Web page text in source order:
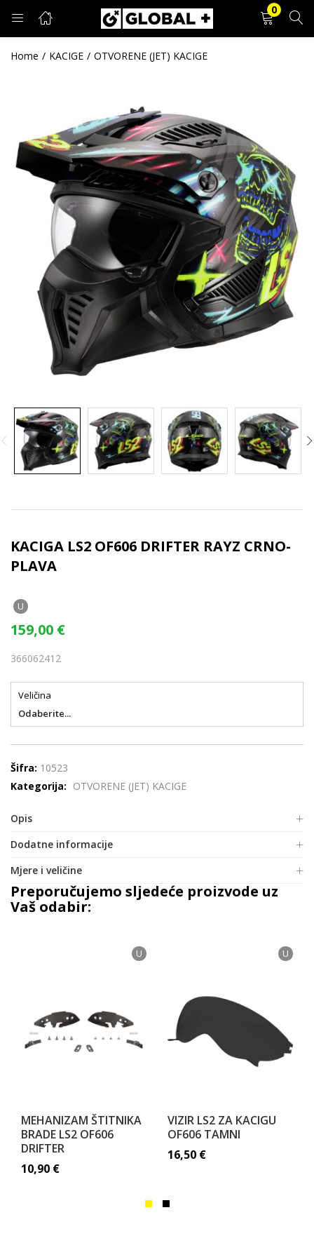
0
PRIJAVA REGISTRACIJA
Zapamti me
Zaboravljena lozinka?
Home KACIGE OTVORENE (JET) KACIGE
KACIGA LS2 OF606 DRIFTER RAYZ CRNO-
PLAVA
U
159,00 €
366062412
Veličina
Odaberite...
Šifra: 10523
Kategorija: OTVORENE (JET) KACIGE
Opis
Dodatne informacije
Mjere i veličine
Preporučujemo sljedeće proizvode uz
Vaš odabir:
U
MEHANIZAM ŠTITNIKA
BRADE LS2 OF606
DRIFTER
10,90 €
U
VIZIR LS2 ZA KACIGU
OF606 TAMNI
16,50 €